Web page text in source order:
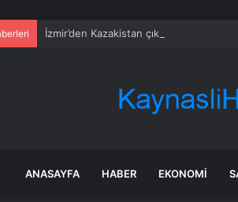
İzmir’den Kazakistan çıkarması…
ANASAYFA HABER EKONOMI